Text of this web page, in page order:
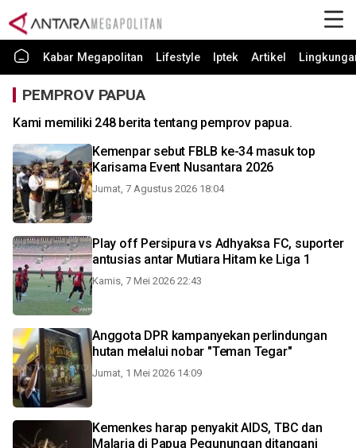
Kabar Megapolitan Lifestyle Iptek Artikel
PEMPROV PAPUA
Kami memiliki 248 berita tentang pemprov papua.
Kemenpar sebut FBLB ke-34 masuk top
Karisama Event Nusantara 2026
Jumat, 7 Agustus 2026 18:04
Play off Persipura vs Adhyaksa FC, suporter
antusias antar Mutiara Hitam ke Liga 1
Kamis, 7 Mei 2026 22:43
Anggota DPR kampanyekan perlindungan
hutan melalui nobar "Teman Tegar"
Jumat, 1 Mei 2026 14:09
Kemenkes harap penyakit AIDS, TBC dan
Malaria di Papua Pegunungan ditangani